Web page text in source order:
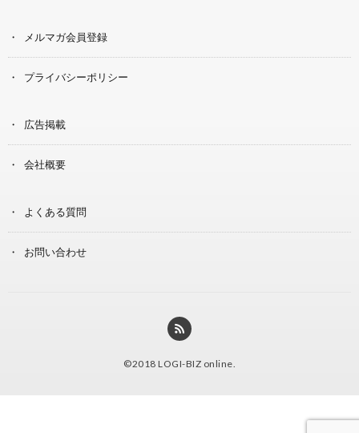
メルマガ会員登録
プライバシーポリシー
広告掲載
会社概要
よくある質問
お問い合わせ
©2018 LOGI-BIZ online